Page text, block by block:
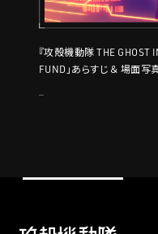
『攻殻機動隊 THE GHOST
FUND」あらすじ ＆ 場面写